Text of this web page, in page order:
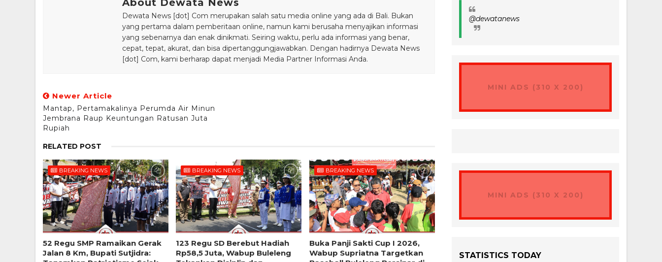
About Dewata News
Dewata News [dot] Com merupakan salah satu media online yang ada di Bali. Bukan
yang pertama dalam pemberitaan online, namun kami berusaha menyajikan informasi
yang sebenarnya dan enak dinikmati. Seiring waktu, perlu ada informasi yang benar,
cepat, tepat, akurat, dan bisa dipertanggungjawabkan. Dengan hadirnya Dewata News
[dot] Com, kami berharap dapat menjadi Media Partner Informasi Anda.
Newer Article
Mantap, Pertamakalinya Perumda Air Minun
Jembrana Raup Keuntungan Ratusan Juta
Rupiah
RELATED POST
BREAKING NEWS
52 Regu SMP Ramaikan Gerak
Jalan 8 Km, Bupati Sutjidra:
BREAKING NEWS
123 Regu SD Berebut Hadiah
Rp58,5 Juta, Wabup Buleleng
BREAKING NEWS
Buka Panji Sakti Cup I 2026,
Wabup Supriatna Targetkan
@dewatanews
MINI ADS (310 X 200)
MINI ADS (310 X 200)
STATISTICS TODAY